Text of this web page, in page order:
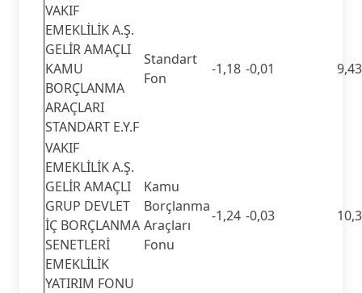
VAKIF
EMEKLİLİK A.Ş.
GELİR AMAÇLI
KAMU
BORÇLANMA
ARAÇLARI
STANDART E.Y.F
Standart
Fon
-1,18 -0,01 9,43
VAKIF
EMEKLİLİK A.Ş.
GELİR AMAÇLI
GRUP DEVLET
İÇ BORÇLANMA
SENETLERİ
EMEKLİLİK
YATIRIM FONU
Kamu
Borçlanma
Araçları
Fonu
-1,24 -0,03